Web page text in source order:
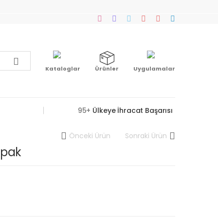
Kataloglar Ürünler Uygulamalar
95+ Ülkeye İhracat Başarısı
Önceki Ürün Sonraki Ürün